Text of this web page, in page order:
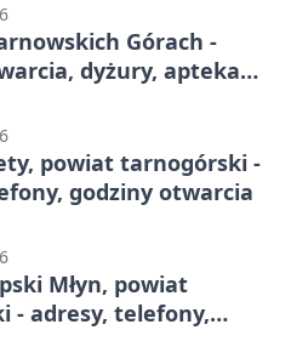
Górach -
dyżury, apteka
powiat tarnogórski -
godziny otwarcia
Młyn, powiat
- adresy, telefony,